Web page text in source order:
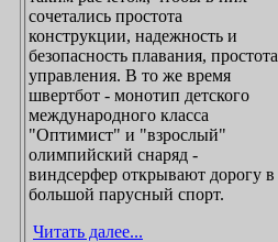
сочетались простота
конструкции, надежность и
безопасность плавания, простота
управления. В то же время
швертбот - монотип детского
международного класса
"Оптимист" и "взрослый"
олимпийский снаряд -
виндсерфер открывают дорогу в
большой парусный спорт.
Читать далее...